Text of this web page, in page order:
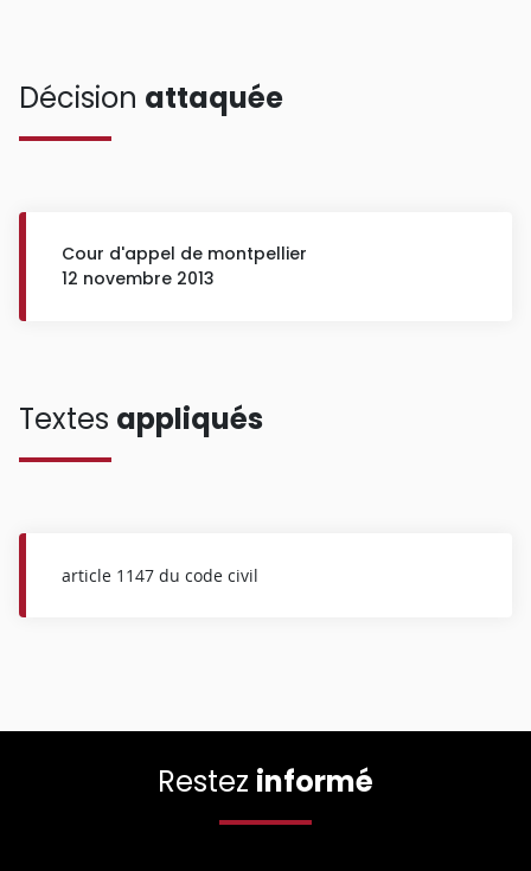
Décision attaquée
Cour d'appel de montpellier
12 novembre 2013
Textes appliqués
article 1147 du code civil
Restez informé